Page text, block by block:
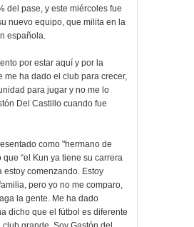
del pase, y este miércoles fue
nuevo equipo, que milita en la
española.
por estar aquí y por la
me ha dado el club para crecer,
para jugar y no me lo
Del Castillo cuando fue
como "hermano de
“el Kun ya tiene su carrera
estoy comenzando. Estoy
pero yo no me comparo,
la gente. Me ha dado
dicho que el fútbol es diferente